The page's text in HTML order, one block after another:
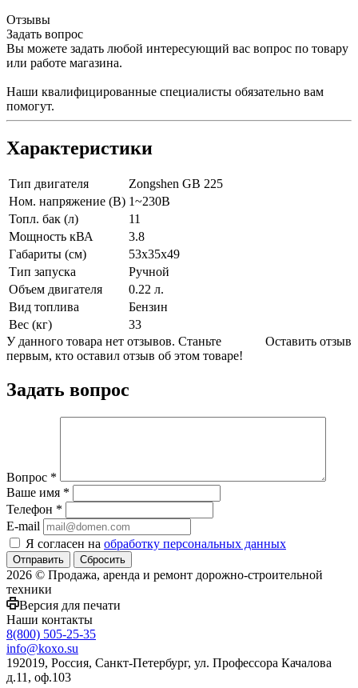
Отзывы
Задать вопрос
Вы можете задать любой интересующий вас вопрос по товару
или работе магазина.
Наши квалифицированные специалисты обязательно вам
помогут.
Характеристики
Тип двигателя
Zongshen GB 225
Ном. напряжение (В) 1~230В
Топл. бак (л)
11
Мощность кВА
3.8
Габариты (см)
53х35х49
Тип запуска
Ручной
Объем двигателя
0.22 л.
Вид топлива
Бензин
Вес (кг)
33
Оставить отзыв
У данного товара нет отзывов. Станьте
первым, кто оставил отзыв об этом товаре!
Задать вопрос
Вопрос *
Ваше имя *
Телефон *
E-mail
Я согласен на обработку персональных данных
Сбросить
2026 © Продажа, аренда и ремонт дорожно-строительной
техники
Версия для печати
Наши контакты
8(800) 505-25-35
info@koxo.su
192019, Россия, Санкт-Петербург, ул. Профессора Качалова
д.11, оф.103